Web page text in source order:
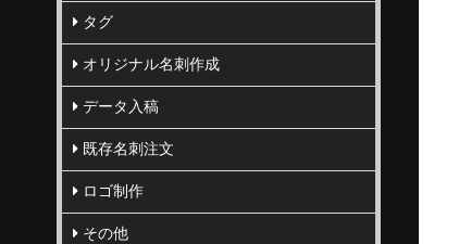
タグ
オリジナル名刺作成
データ入稿
既存名刺注文
ロゴ制作
その他